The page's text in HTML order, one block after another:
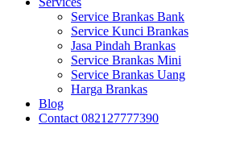
Service Brankas Bank
Service Kunci Brankas
Jasa Pindah Brankas
Service Brankas Mini
Service Brankas Uang
Harga Brankas
Blog
Contact 082127777390